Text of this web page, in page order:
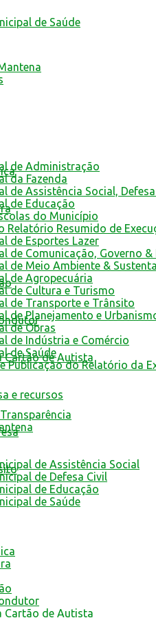
de Saúde
Cartão de Autista
e recursos
de Administração
da Fazenda
de Assistência Social,
de Educação
do Município
Relatório Resumido de
de Esportes Lazer
de Comunicação, Governo &
de Meio Ambiente &
de Agropecuária
de Cultura e Turismo
de Transporte e Trânsito
de Planejamento e
de Obras
de Indústria e Comércio
de Saúde
Publicação do Relatório da
de Assistência Social
de Defesa Civil
de Educação
de Saúde
Cartão de Autista